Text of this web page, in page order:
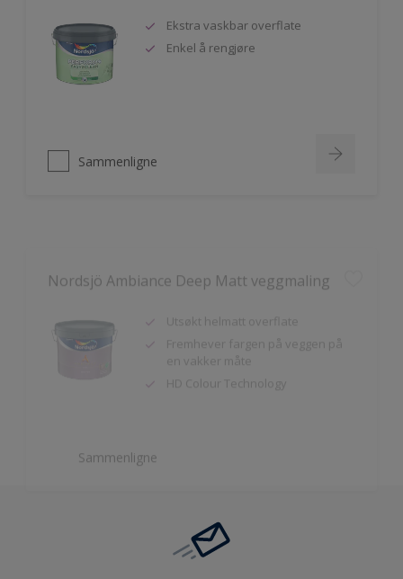
Enkel å rengjøre
Utsøkt helmatt overflate
Fremhever fargen på veggen på